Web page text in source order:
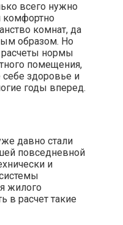
всего нужно
комфортно
комнат, да
образом. Но
расчеты нормы
помещения,
здоровье и
годы вперед.
давно стали
повседневной
и
жилого
в расчет такие